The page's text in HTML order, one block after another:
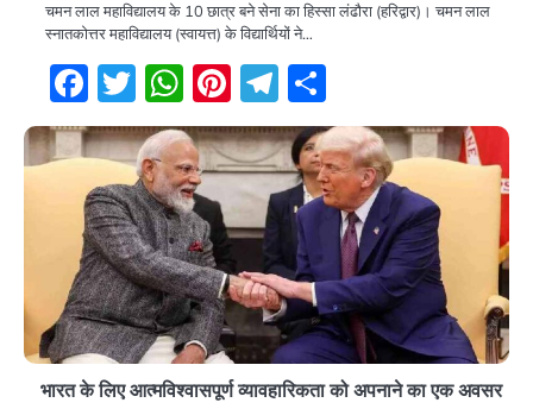
चमन लाल महाविद्यालय के 10 छात्र बने सेना का हिस्सा लंढौरा (हरिद्वार)। चमन लाल
स्नातकोत्तर महाविद्यालय (स्वायत्त) के विद्यार्थियों ने…
Facebook
Twitter
WhatsApp
Pinterest
Telegram
भारत के लिए आत्मविश्वासपूर्ण व्यावहारिकता को अपनाने का एक अवसर